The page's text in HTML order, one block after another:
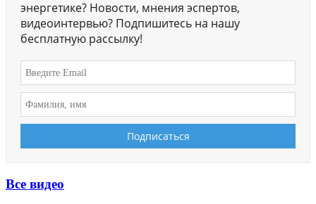
энергетике? Новости, мнения эспертов,
видеоинтервью? Подпишитесь на нашу
бесплатную рассылку!
Все видео